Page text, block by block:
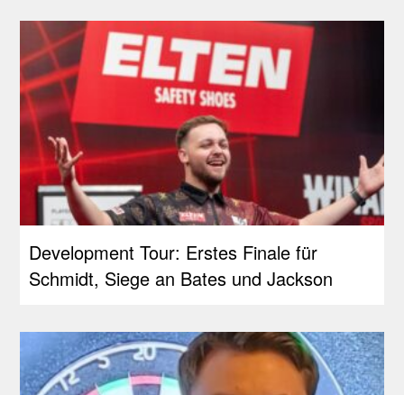
Development Tour: Erstes Finale für
Schmidt, Siege an Bates und Jackson